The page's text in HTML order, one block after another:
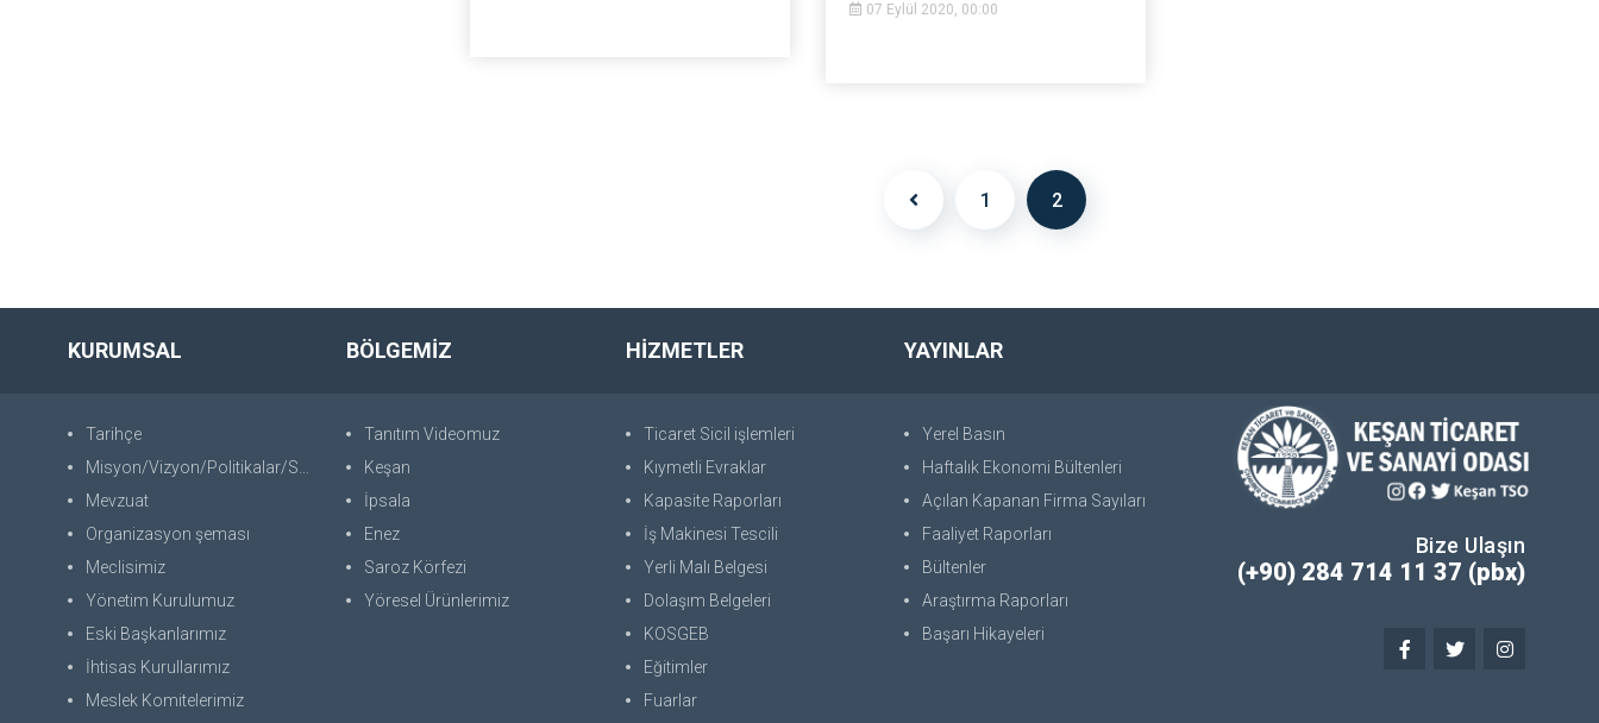
07 Eylül 2020, 00:00
1 2
KURUMSAL
Tarihçe
Misyon/Vizyon/Politikalar/SWOT
Mevzuat
Organizasyon şeması
Meclisimiz
Yönetim Kurulumuz
Eski Başkanlarımız
İhtisas Kurullarımız
Meslek Komitelerimiz
BÖLGEMİZ
Tanıtım Videomuz
Keşan
İpsala
Enez
Saroz Körfezi
Yöresel Ürünlerimiz
HİZMETLER
Ticaret Sicil işlemleri
Kıymetli Evraklar
Kapasite Raporları
İş Makinesi Tescili
Yerli Malı Belgesi
Dolaşım Belgeleri
KOSGEB
Eğitimler
Fuarlar
YAYINLAR
Yerel Basın
Haftalık Ekonomi Bültenleri
Açılan Kapanan Firma Sayıları
Faaliyet Raporları
Bültenler
Araştırma Raporları
Başarı Hikayeleri
Bize Ulaşın
(+90) 284 714 11 37 (pbx)